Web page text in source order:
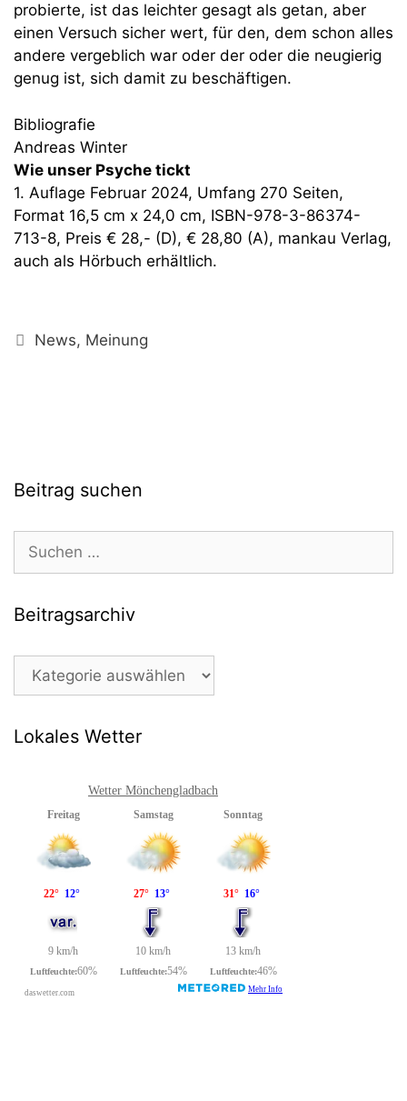
probierte, ist das leichter gesagt als getan, aber
einen Versuch sicher wert, für den, dem schon alles
andere vergeblich war oder der oder die neugierig
genug ist, sich damit zu beschäftigen.
Bibliografie
Andreas Winter
Wie unser Psyche tickt
1. Auflage Februar 2024, Umfang 270 Seiten,
Format 16,5 cm x 24,0 cm, ISBN-978-3-86374-
713-8, Preis € 28,- (D), € 28,80 (A), mankau Verlag,
auch als Hörbuch erhältlich.
Kategorien
News, Meinung
Beitrag suchen
Suchen
nach:
Beitragsarchiv
Beitragsarchiv
Lokales Wetter
Wetter Mönchengladbach